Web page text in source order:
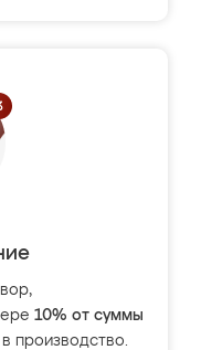
10% от суммы
производство.